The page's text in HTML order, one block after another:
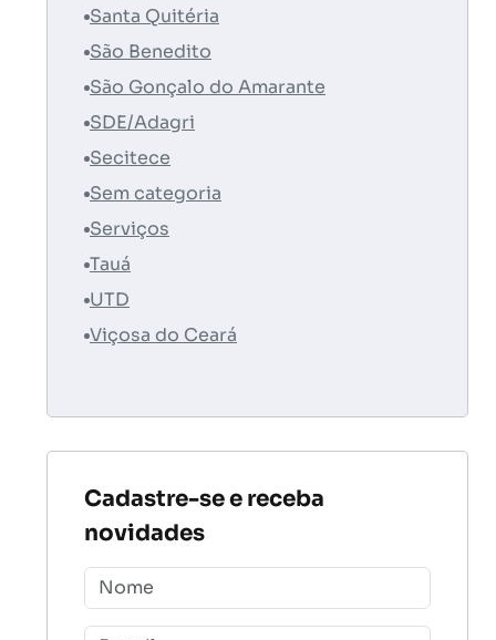
Santa Quitéria
São Benedito
São Gonçalo do Amarante
SDE/Adagri
Secitece
Sem categoria
Serviços
Tauá
UTD
Viçosa do Ceará
Cadastre-se e receba
novidades